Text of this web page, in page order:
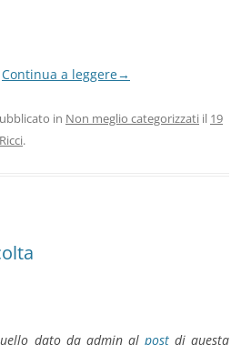
Continua a leggere→
in Non meglio categorizzati il 19
.
dato da admin al postdi questa